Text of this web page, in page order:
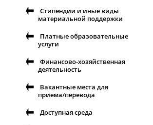
Стипендии и иные виды
материальной поддержки
Платные образовательные
услуги
Финансово-хозяйственная
деятельность
Вакантные места для
приема/перевода
Доступная среда